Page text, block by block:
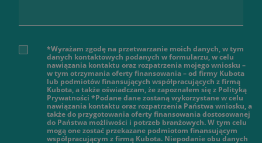
*Wyrażam zgodę na przetwarzanie moich danych, w tym
danych kontaktowych podanych w formularzu, w celu
nawiązania kontaktu oraz rozpatrzenia mojego wniosku –
w tym otrzymania oferty finansowania – od firmy Kubota
lub podmiotów finansujących współpracujących z firmą
Kubota, a także oświadczam, że zapoznałem się z Polityką
Prywatności *Podane dane zostaną wykorzystane w celu
nawiązania kontaktu oraz rozpatrzenia Państwa wniosku, a
także do przygotowania oferty finansowania dostosowanej
do Państwa możliwości i potrzeb branżowych. W tym celu
mogą one zostać przekazane podmiotom finansującym
współpracującym z firmą Kubota. Niepodanie obu danych